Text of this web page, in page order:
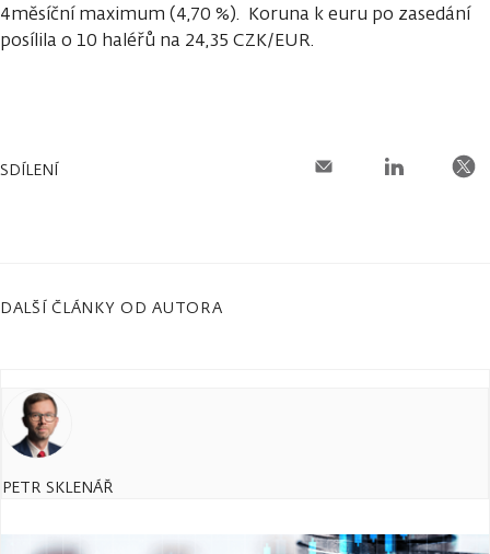
4měsíční maximum (4,70 %). Koruna k euru po zasedání
posílila o 10 haléřů na 24,35 CZK/EUR.
SDÍLENÍ
DALŠÍ ČLÁNKY OD AUTORA
PETR SKLENÁŘ